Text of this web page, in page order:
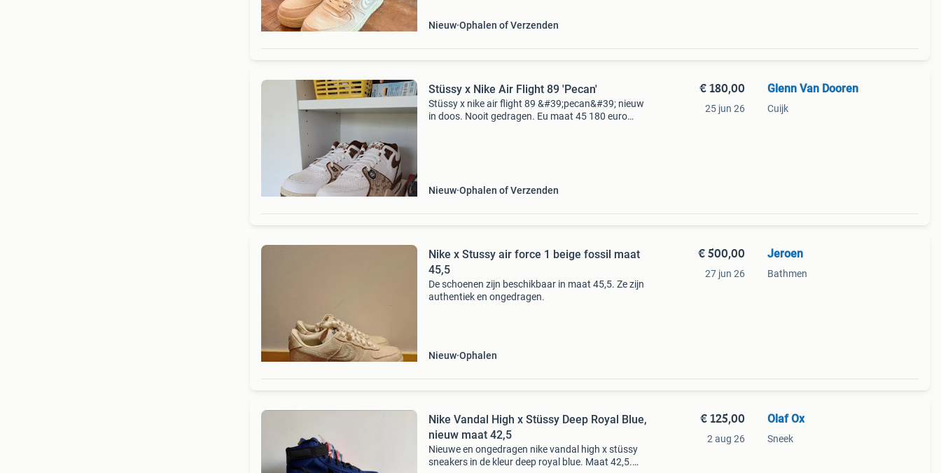
Nieuw Ophalen of Verzenden
Stüssy x Nike Air Flight 89 'Pecan'
Stüssy x nike air flight 89 &#39;pecan&#39; nieuw
in doos. Nooit gedragen. Eu maat 45 180 euro
Nieuw Ophalen of Verzenden
€ 180,00
25 jun 26
Glenn Van Dooren
Cuijk
Nike x Stussy air force 1 beige fossil maat
45,5
De schoenen zijn beschikbaar in maat 45,5. Ze zijn
authentiek en ongedragen.
Nieuw Ophalen
€ 500,00
27 jun 26
Jeroen
Bathmen
Nike Vandal High x Stüssy Deep Royal Blue,
nieuw maat 42,5
Nieuwe en ongedragen nike vandal high x stüssy
sneakers in de kleur deep royal blue. Maat 42,5.
€ 125,00
2 aug 26
Olaf Ox
Sneek